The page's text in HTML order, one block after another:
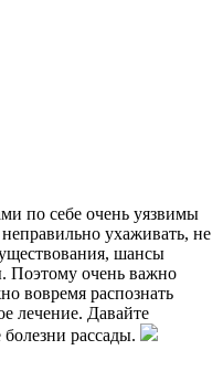
по себе очень уязвимы
ухаживать, не
шансы
Поэтому очень важно
вовремя распознать
лечение. Давайте
рассады.